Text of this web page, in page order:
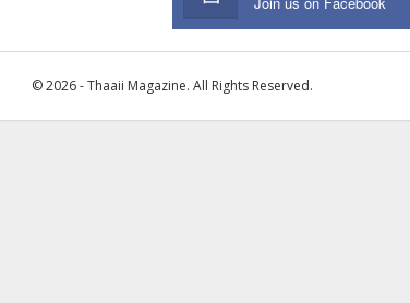
© 2026 - Thaaii Magazine. All Rights Reserved.